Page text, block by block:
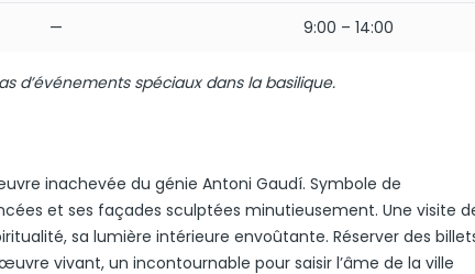
— 9:00 – 14:00
d’événements spéciaux dans la basilique.
inachevée du génie Antoni Gaudí. Symbole de
et ses façades sculptées minutieusement. Une visite
sa lumière intérieure envoûtante. Réserver des
vivant, un incontournable pour saisir l’âme de la ville